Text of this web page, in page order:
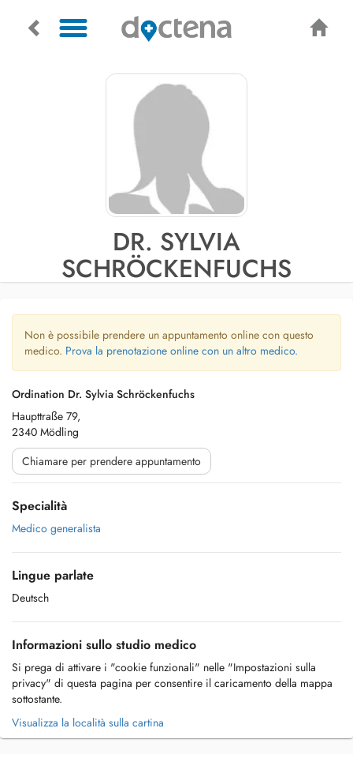
DR. SYLVIA
SCHRÖCKENFUCHS
Non è possibile prendere un appuntamento online con questo
medico. Prova la prenotazione online con un altro medico.
Ordination Dr. Sylvia Schröckenfuchs
Haupttraße 79,
2340 Mödling
Chiamare per prendere appuntamento
Specialità
Medico generalista
Lingue parlate
Deutsch
Informazioni sullo studio medico
Si prega di attivare i "cookie funzionali" nelle "Impostazioni sulla
privacy" di questa pagina per consentire il caricamento della mappa
sottostante.
Visualizza la località sulla cartina